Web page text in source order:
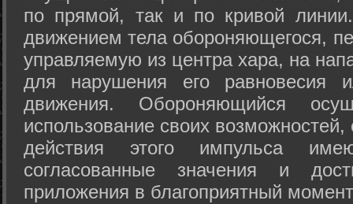
по прямой, так и по кривой
движением тела обороняющегося,
управляемую из центра хара, на
для нарушения его равновесия
движения. Обороняющийся
использование своих
действия этого импульса
согласованные значения и
приложения в благоприятный